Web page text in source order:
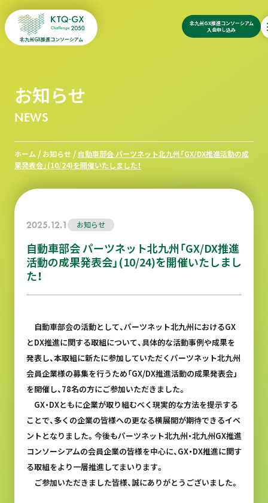
北九州GX推進コンソーシアム
北九州GX推進コンソーシアム
入会申し込み
お知らせ
NEWS
ホーム/ お知らせ / 自動車部会 パーツネット北九州「GX/DX推進活動の成
果発表会」(10/24)を開催いたしました！
2025.12.1 お知らせ
自動車部会 パーツネット北九州「GX/DX推進
活動の成果発表会」(10/24)を開催いたしまし
た！
自動車部会の活動として、パーツネット北九州におけるGX
とDX推進に関する取組について、具体的な活動事例や成果を
発表し、本取組に新たに参加していただくパーツネット北九州
会員企業様の募集を行うため「GX/DX推進活動の成果発表会」
を開催し、78名の方にご参加いただきました。
GX・DXともに企業が取り組むべく現実的な方法を提示する
ことで、多くの企業の皆様への更なる横展開が期待できるイベ
ントとなりました。今後もパーツネット北九州・北九州GX推進
コンソーシアムの会員企業の皆様を中心に、GX・DX推進に関す
る取組をより一層推進してまいります。
ご参加いただきました皆様、誠にありがとうございました。